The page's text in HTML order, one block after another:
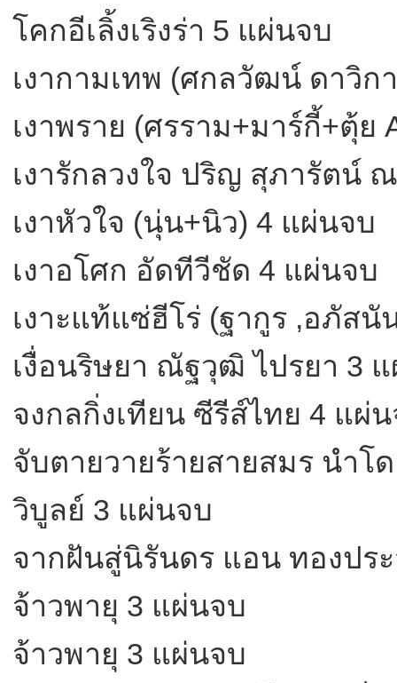
โคกอีเลิ้งเริงร่า 5 แผ่นจบ
เงากามเทพ (ศกลวัฒน์ ดาวิก
เงาพราย (ศรราม+มาร์กี้+ตุ้ย
เงารักลวงใจ ปริญ สุภารัตน์
เงาหัวใจ (นุ่น+นิว) 4 แผ่นจบ
เงาอโศก อัดทีวีชัด 4 แผ่นจบ
เงาะแท้แซ่ฮีโร่ (ฐากูร ,อภัส
เงื่อนริษยา ณัฐวุฒิ ไปรยา 3
จงกลกิ่งเทียน ซีรีส์ไทย 4 แผ่
จับตายวายร้ายสายสมร นำ
วิบูลย์ 3 แผ่นจบ
จากฝันสู่นิรันดร แอน ทองปร
จ้าวพายุ 3 แผ่นจบ
จ้าวพายุ 3 แผ่นจบ